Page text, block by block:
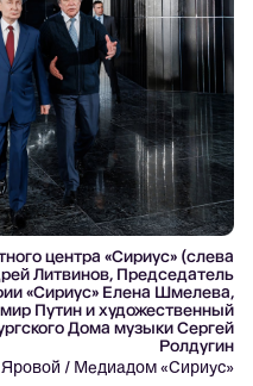
центра «Сириус» (слева
Литвинов, Председатель
«Сириус» Елена Шмелева,
Путин и художественный
Дома музыки Сергей
Ролдугин
/ Медиадом «Сириус»